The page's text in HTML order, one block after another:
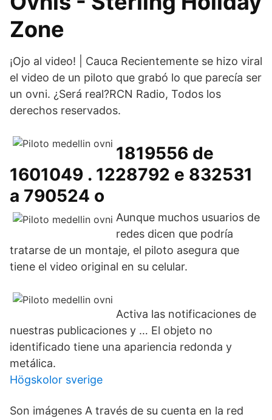
Zone
¡Ojo al video! | Cauca Recientemente se hizo viral
el video de un piloto que grabó lo que parecía ser
un ovni. ¿Será real?RCN Radio, Todos los
derechos reservados.
1819556 de
1601049 . 1228792 e 832531
a 790524 o
Aunque muchos usuarios de
redes dicen que podría
tratarse de un montaje, el piloto asegura que
tiene el video original en su celular.
Activa las notificaciones de
nuestras publicaciones y … El objeto no
identificado tiene una apariencia redonda y
metálica.
Högskolor sverige
Son imágenes A través de su cuenta en la red